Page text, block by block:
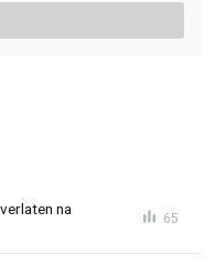
na
65